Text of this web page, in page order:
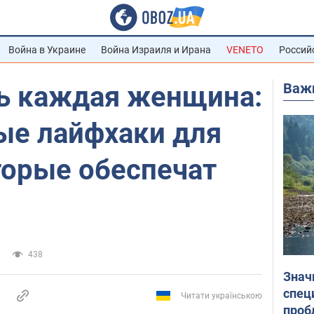
Война в Украине Война Израиля и Ирана VENETO
каждая женщина:
лайфхаки для
обеспечат
438
Читати українською